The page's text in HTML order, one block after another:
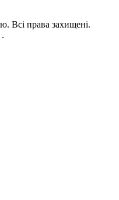
Всі права захищені.
.